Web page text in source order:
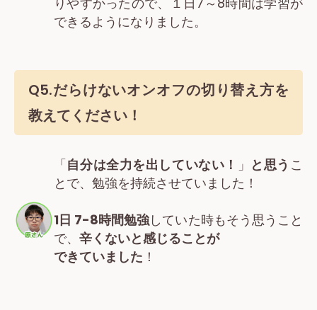
できるようになりました。
Q5.だらけないオンオフの切り替え方を
教えてください！
「自分は全力を出していない！ 」 と思う こ
とで、勉強を持続させていました！
1日 7-8時間勉強していた時もそう思うこと
で、 辛くないと感じることが
できていました ！